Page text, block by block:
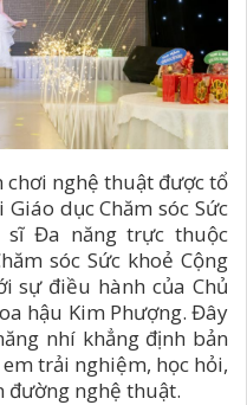
chơi nghệ thuật được tổ
dục Chăm sóc Sức
sĩ Đa năng trực thuộc
sóc Sức khoẻ Cộng
sự điều hành của Chủ
hậu Kim Phượng. Đây
nhí khẳng định bản
trải nghiệm, học hỏi,
nghệ thuật.